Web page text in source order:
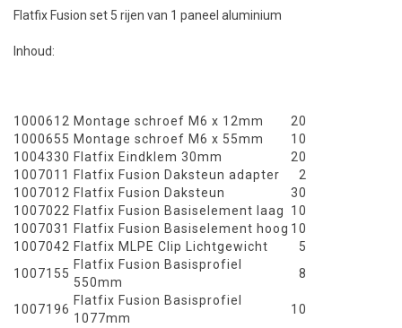
Flatfix Fusion set 5 rijen van 1 paneel aluminium
Inhoud:
1000612 Montage schroef M6 x 12mm
20
1000655 Montage schroef M6 x 55mm
10
1004330 Flatfix Eindklem 30mm
20
1007011
Flatfix Fusion Daksteun adapter
2
1007012 Flatfix Fusion Daksteun
30
1007022 Flatfix Fusion Basiselement laag
10
1007031
Flatfix Fusion Basiselement hoog 10
1007042 Flatfix MLPE Clip Lichtgewicht
5
1007155
Flatfix Fusion Basisprofiel
550mm
8
1007196
Flatfix Fusion Basisprofiel
1077mm
10